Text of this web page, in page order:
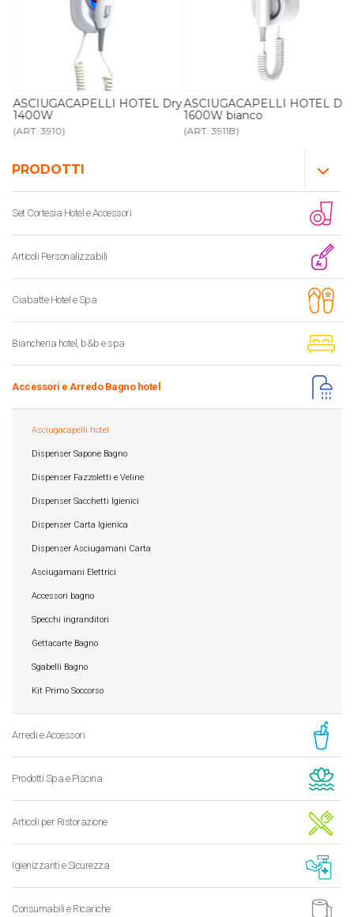
PRODOTTI
Set Cortesia Hotel e Accessori
Articoli Personalizzabili
Ciabatte Hotel e Spa
Biancheria hotel, b&b e spa
Accessori e Arredo Bagno hotel
Asciugacapelli hotel
Dispenser Sapone Bagno
Dispenser Fazzoletti e Veline
Dispenser Sacchetti Igienici
Dispenser Carta Igienica
Dispenser Asciugamani Carta
Asciugamani Elettrici
Accessori bagno
Specchi ingranditori
Gettacarte Bagno
Sgabelli Bagno
Kit Primo Soccorso
Arredi e Accessori
Prodotti Spa e Piscina
Articoli per Ristorazione
Igienizzanti e Sicurezza
Consumabili e Ricariche
ASCIUGACAPELLI HOTEL Dry
1400W
(ART. 3910)
ASCIUGACAPELLI HOTEL Dry
1600W bianco
(ART. 3911B)